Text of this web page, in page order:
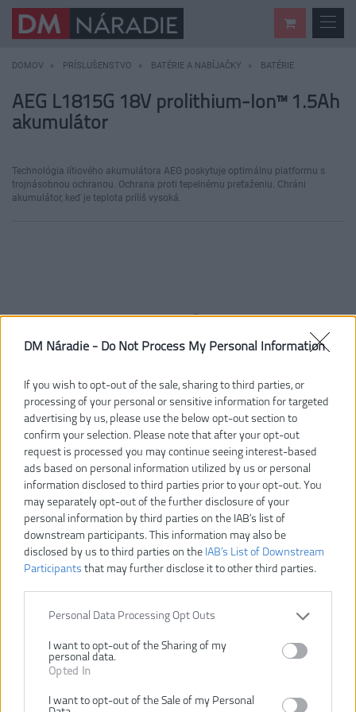
DM Náradie - Do Not Process My Personal Information
If you wish to opt-out of the sale, sharing to third parties, or
processing of your personal or sensitive information for targeted
advertising by us, please use the below opt-out section to
confirm your selection. Please note that after your opt-out
request is processed you may continue seeing interest-based
ads based on personal information utilized by us or personal
information disclosed to third parties prior to your opt-out. You
may separately opt-out of the further disclosure of your
personal information by third parties on the IAB’s list of
downstream participants. This information may also be
disclosed by us to third parties on the IAB’s List of Downstream
Participants that may further disclose it to other third parties.
Personal Data Processing Opt Outs
I want to opt-out of the Sharing of my
personal data.
Opted In
I want to opt-out of the Sale of my Personal
DOMOV PRÍSLUŠENSTVO BATÉRIE A NABÍJAČKY BATÉRIE
AEG L1815G 18V prolithium-Ion™ 1.5Ah
akumulátor
Technológia lítiového akumulátora AEG poskytuje optimálnu platformu s
trojnásobnou ochranou. Ochrana proti tepelnému preťaženiu. Chráni
akumulátor, keď je teplota príliš vysoká.
Vážený zákazník, je nám ľúto, ale tento tovar už bol
POZRIEŤ ĎALŠÍ TOVAR V KATEGÓRIÍ